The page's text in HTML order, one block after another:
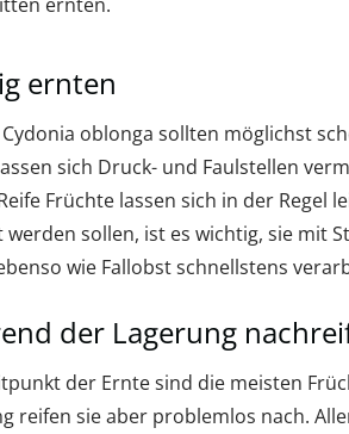
ernten
oblonga sollten möglichst
sich Druck- und Faulstellen
Früchte lassen sich in der Regel
werden sollen, ist es wichtig, sie mit
wie Fallobst schnellstens
der Lagerung
der Ernte sind die meisten
reifen sie aber problemlos nach.